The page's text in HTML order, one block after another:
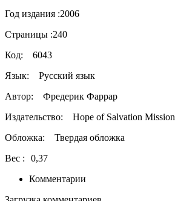
Год издания :2006
Страницы :240
Код: 6043
Язык: Русский язык
Автор:
Фредерик Фаррар
Издательство:
Hope of Salvation Mission
Обложка: Твердая обложка
Вес :
0,37
Комментарии